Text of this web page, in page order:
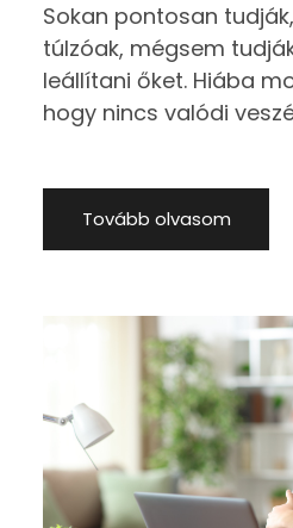
Sokan pontosan
túlzóak, mégsem
leállítani őket. Hiába
hogy nincs valódi
ugyanazokat a
Tovább olvasom